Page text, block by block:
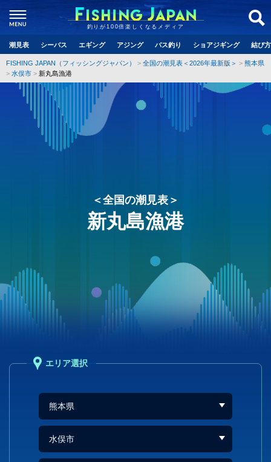
釣りが100倍楽しくなるメディア
潮見表 シーバス エギング アジング バス釣り ショアジギング 結び
FISHING JAPAN（フィッシングジャパン） 全国の潮見表＜2026年最新版＞
熊本県
水俣市
新丸島漁港
＜全国の潮見表＞
新丸島漁港
エリア選択